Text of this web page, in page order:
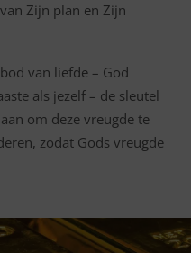
Zijn plan en Zijn
van liefde – God
als jezelf – de sleutel
om deze vreugde te
zodat Gods vreugde